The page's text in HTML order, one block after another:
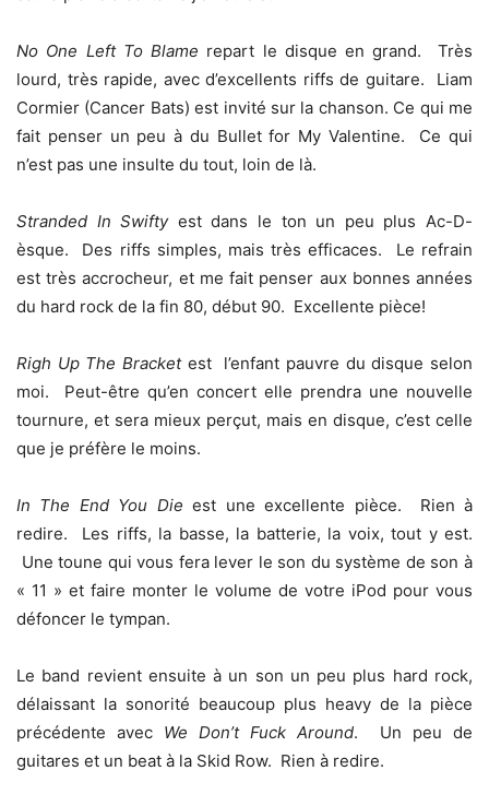
No One Left To Blame repart le disque en grand. Très
lourd, très rapide, avec d’excellents riffs de guitare. Liam
Cormier (Cancer Bats) est invité sur la chanson. Ce qui me
fait penser un peu à du Bullet for My Valentine. Ce qui
n’est pas une insulte du tout, loin de là.
Stranded In Swiftyest dans le ton un peu plus Ac-D-
èsque. Des riffs simples, mais très efficaces. Le refrain
est très accrocheur, et me fait penser aux bonnes années
du hard rock de la fin 80, début 90. Excellente pièce!
Righ Up The Bracketest l’enfant pauvre du disque selon
moi. Peut-être qu’en concert elle prendra une nouvelle
tournure, et sera mieux perçut, mais en disque, c’est celle
que je préfère le moins.
In The End You Die est une excellente pièce. Rien à
redire. Les riffs, la basse, la batterie, la voix, tout y est.
Une toune qui vous fera lever le son du système de son à
« 11 » et faire monter le volume de votre iPod pour vous
défoncer le tympan.
Le band revient ensuite à un son un peu plus hard rock,
délaissant la sonorité beaucoup plus heavy de la pièce
précédente avec We Don’t Fuck Around. Un peu de
guitares et un beat à la Skid Row. Rien à redire.